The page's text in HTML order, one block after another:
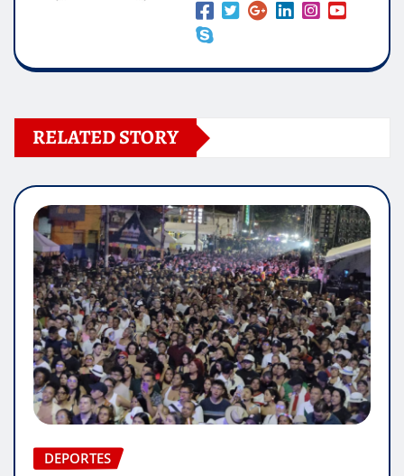
RELATED STORY
DEPORTES